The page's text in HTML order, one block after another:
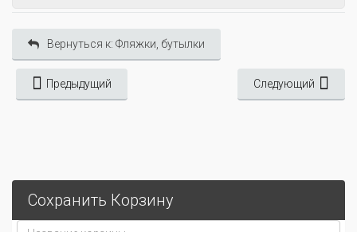
Вернуться к: Фляжки, бутылки
Предыдущий Следующий
Сохранить Корзину